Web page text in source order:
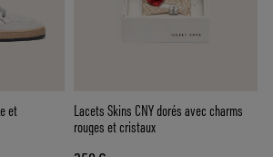
et
Lacets Skins CNY dorés avec charms
rouges et cristaux